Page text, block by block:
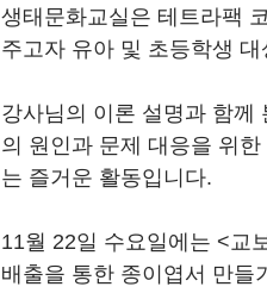
후원회원 가입신청 공익법
생태문화교실은 테트라팩
주고자 유아 및 초등학생
강사님의 이론 설명과 함께
의 원인과 문제 대응을 위
는 즐거운 활동입니다.
11월 22일 수요일에는 <교
배출을 통한 종이엽서 만들